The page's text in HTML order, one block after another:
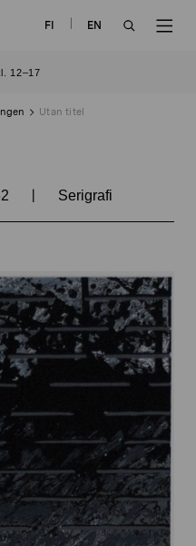
FI
EN
12–17
Utan titel
| Serigrafi